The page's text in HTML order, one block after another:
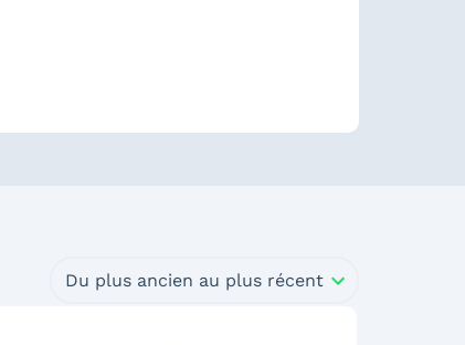
Du plus ancien au plus récent